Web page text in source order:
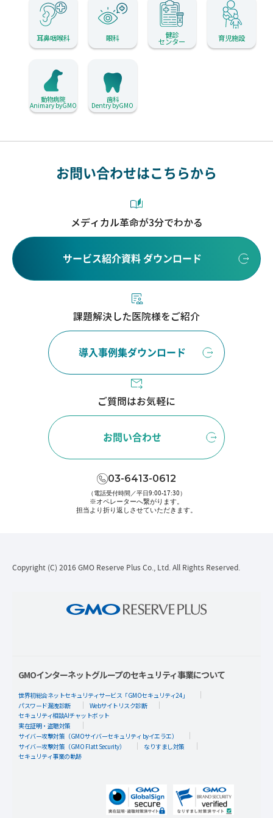
耳鼻咽喉科 眼科 健診
センター 育児施設
動物病院
Animary byGMO
歯科
Dentry byGMO
お問い合わせはこちらから
メディカル革命が3分でわかる
サービス紹介資料 ダウンロード
課題解決した医院様をご紹介
導入事例集ダウンロード
ご質問はお気軽に
お問い合わせ
03-6413-0612
（電話受付時間／平日9:00-17:30）
※オペレーターへ繋がります。
担当より折り返しさせていただきます。
Copyright (C) 2016 GMO Reserve Plus Co., Ltd. All Rights Reserved.
GMOインターネットグループのセキュリティ事業について
世界初総合ネットセキュリティサービス「GMOセキュリティ24」
パスワード漏洩診断
Webサイトリスク診断
セキュリティ相談AIチャットボット
実在証明・盗聴対策
サイバー攻撃対策（GMOサイバーセキュリティ byイエラエ）
サイバー攻撃対策（GMO Flatt Security）
なりすまし対策
セキュリティ事業の軌跡